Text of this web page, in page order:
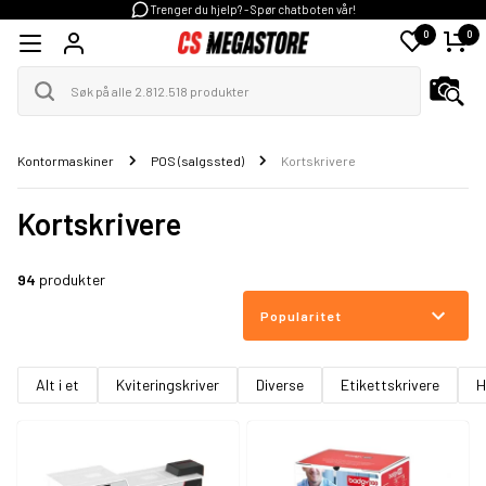
Trenger du hjelp? - Spør chatboten vår!
0 0
Kontormaskiner POS (salgssted) Kortskrivere
Kortskrivere
94 produkter
Popularitet
Alt i et Kviteringskriver Diverse Etikettskrivere